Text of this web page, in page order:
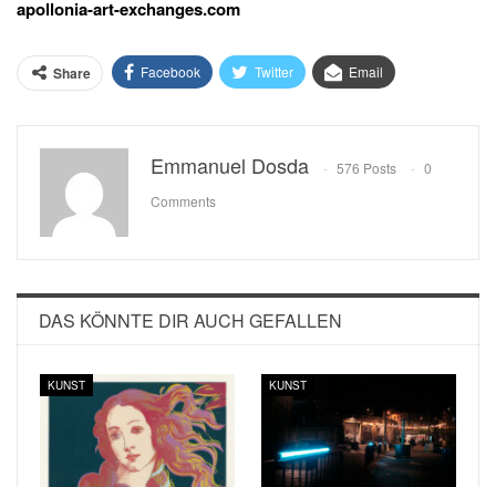
apollonia-art-exchanges.com
Share Facebook Twitter Email
Emmanuel Dosda 576 Posts
0
Comments
DAS KÖNNTE DIR AUCH GEFALLEN
KUNST KUNST